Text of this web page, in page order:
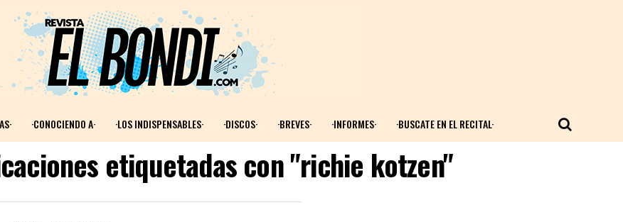
·CONOCIENDO A· ·LOS INDISPENSABLES· ·DISCOS· ·BREVES· ·INFORMES· ·BUSCATE EN EL RECITAL·
etiquetadas con "richie kotzen"